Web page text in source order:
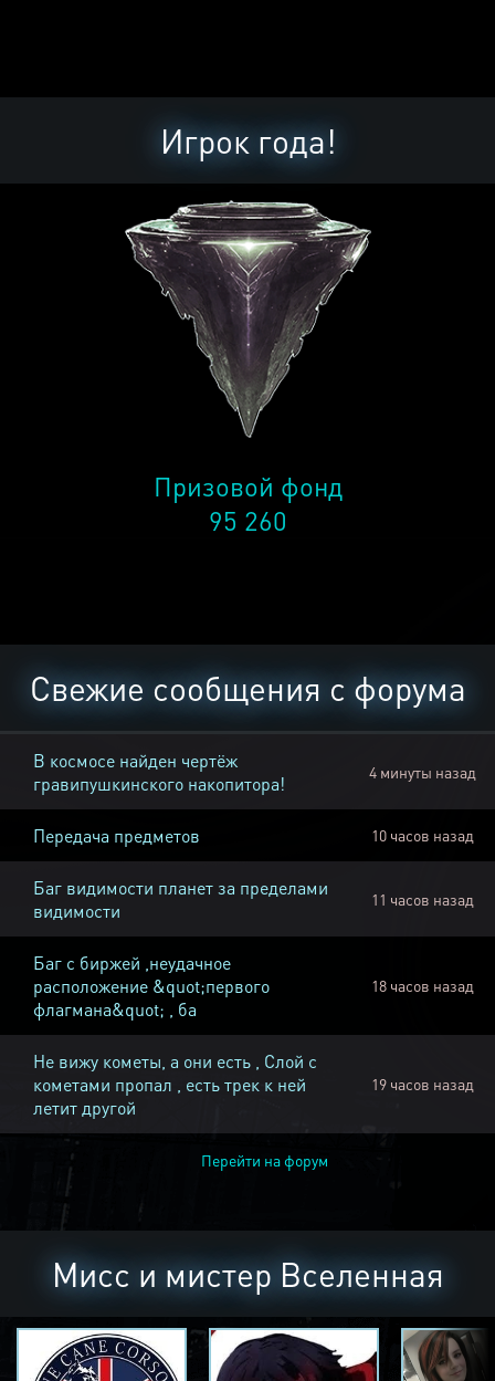
Игрок года!
Призовой фонд
95 260
Свежие сообщения с форума
В космосе найден чертёж
гравипушкинского накопитора!
4 минуты назад
Передача предметов 10 часов назад
Баг видимости планет за пределами
видимости
11 часов назад
Баг с биржей ,неудачное
расположение &quot;первого
флагмана&quot; , ба
18 часов назад
Не вижу кометы, а они есть , Слой с
кометами пропал , есть трек к ней
летит другой
19 часов назад
Перейти на форум
Мисс и мистер Вселенная